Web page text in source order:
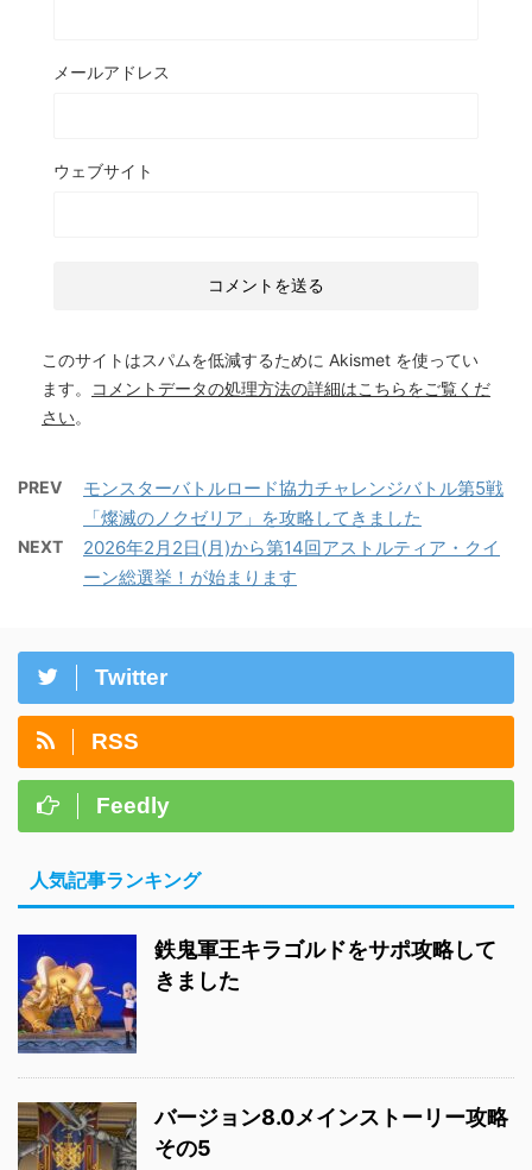
メールアドレス
ウェブサイト
このサイトはスパムを低減するために Akismet を使ってい
ます。
コメントデータの処理方法の詳細はこちらをご覧くだ
さい。
PREV
モンスターバトルロード協力チャレンジバトル第5戦
「燦滅のノクゼリア」を攻略してきました
NEXT
2026年2月2日(月)から第14回アストルティア・クイ
ーン総選挙！が始まります
Twitter
RSS
Feedly
人気記事ランキング
鉄鬼軍王キラゴルドをサポ攻略して
きました
バージョン8.0メインストーリー攻略
その5